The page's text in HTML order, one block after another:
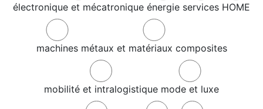
électronique et mécatronique énergie services HOME
machines métaux et matériaux composites
mobilité et intralogistique mode et luxe